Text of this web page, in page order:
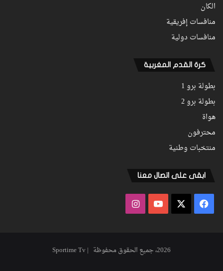
الكان
منافسات إفريقية
منافسات دولية
كرة القدم المغربية
بطولة برو 1
بطولة برو 2
هواة
محترفون
منتخبات وطنية
ابقى على اتصال معنا
فيسبوك ‫YouTubeانستقرام
2026، جميع الحقوق محفوظة | Sportime Tv